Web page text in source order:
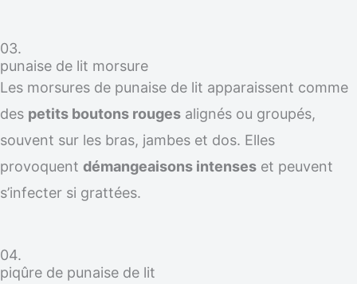
03.
punaise de lit morsure
Les morsures de punaise de lit apparaissent comme
des petits boutons rouges alignés ou groupés,
souvent sur les bras, jambes et dos. Elles
provoquent démangeaisons intenses et peuvent
s’infecter si grattées.
04.
piqûre de punaise de lit